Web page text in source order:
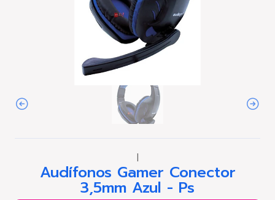
|
Audífonos Gamer Conector
3,5mm Azul - Ps